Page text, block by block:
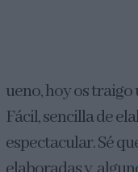
ueno, hoy os traigo
Fácil, sencilla de
espectacular. Sé